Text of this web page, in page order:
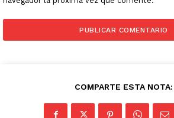
COMPARTE ESTA NOTA: